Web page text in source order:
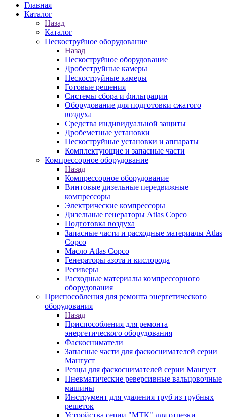
Главная
Каталог
Назад
Каталог
Пескоструйное оборудование
Назад
Пескоструйное оборудование
Дробеструйные камеры
Пескоструйные камеры
Готовые решения
Системы сбора и фильтрации
Оборудование для подготовки сжатого
воздуха
Средства индивидуальной защиты
Дробеметные установки
Пескоструйные установки и аппараты
Комплектующие и запасные части
Компрессорное оборудование
Назад
Компрессорное оборудование
Винтовые дизельные передвижные
компрессоры
Электрические компрессоры
Дизельные генераторы Atlas Copco
Подготовка воздуха
Запасные части и расходные материалы Atlas
Copco
Масло Atlas Copco
Генераторы азота и кислорода
Ресиверы
Расходные материалы компрессорного
оборудования
Приспособления для ремонта энергетического
оборудования
Назад
Приспособления для ремонта
энергетического оборудования
Фаскосниматели
Запасные части для фаскоснимателей серии
Мангуст
Резцы для фаскоснимателей серии Мангуст
Пневматические реверсивные вальцовочные
машины
Инструмент для удаления труб из трубных
решеток
Устройства серии "МТК" для отрезки